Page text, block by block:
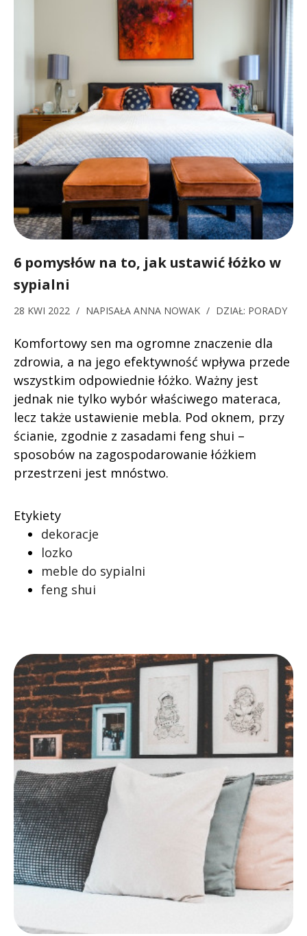
6 pomysłów na to, jak ustawić łóżko w
sypialni
28 KWI 2022 / NAPISAŁA ANNA NOWAK / DZIAŁ: PORADY
Komfortowy sen ma ogromne znaczenie dla
zdrowia, a na jego efektywność wpływa przede
wszystkim odpowiednie łóżko. Ważny jest
jednak nie tylko wybór właściwego materaca,
lecz także ustawienie mebla. Pod oknem, przy
ścianie, zgodnie z zasadami feng shui –
sposobów na zagospodarowanie łóżkiem
przestrzeni jest mnóstwo.
Etykiety
dekoracje
lozko
meble do sypialni
feng shui